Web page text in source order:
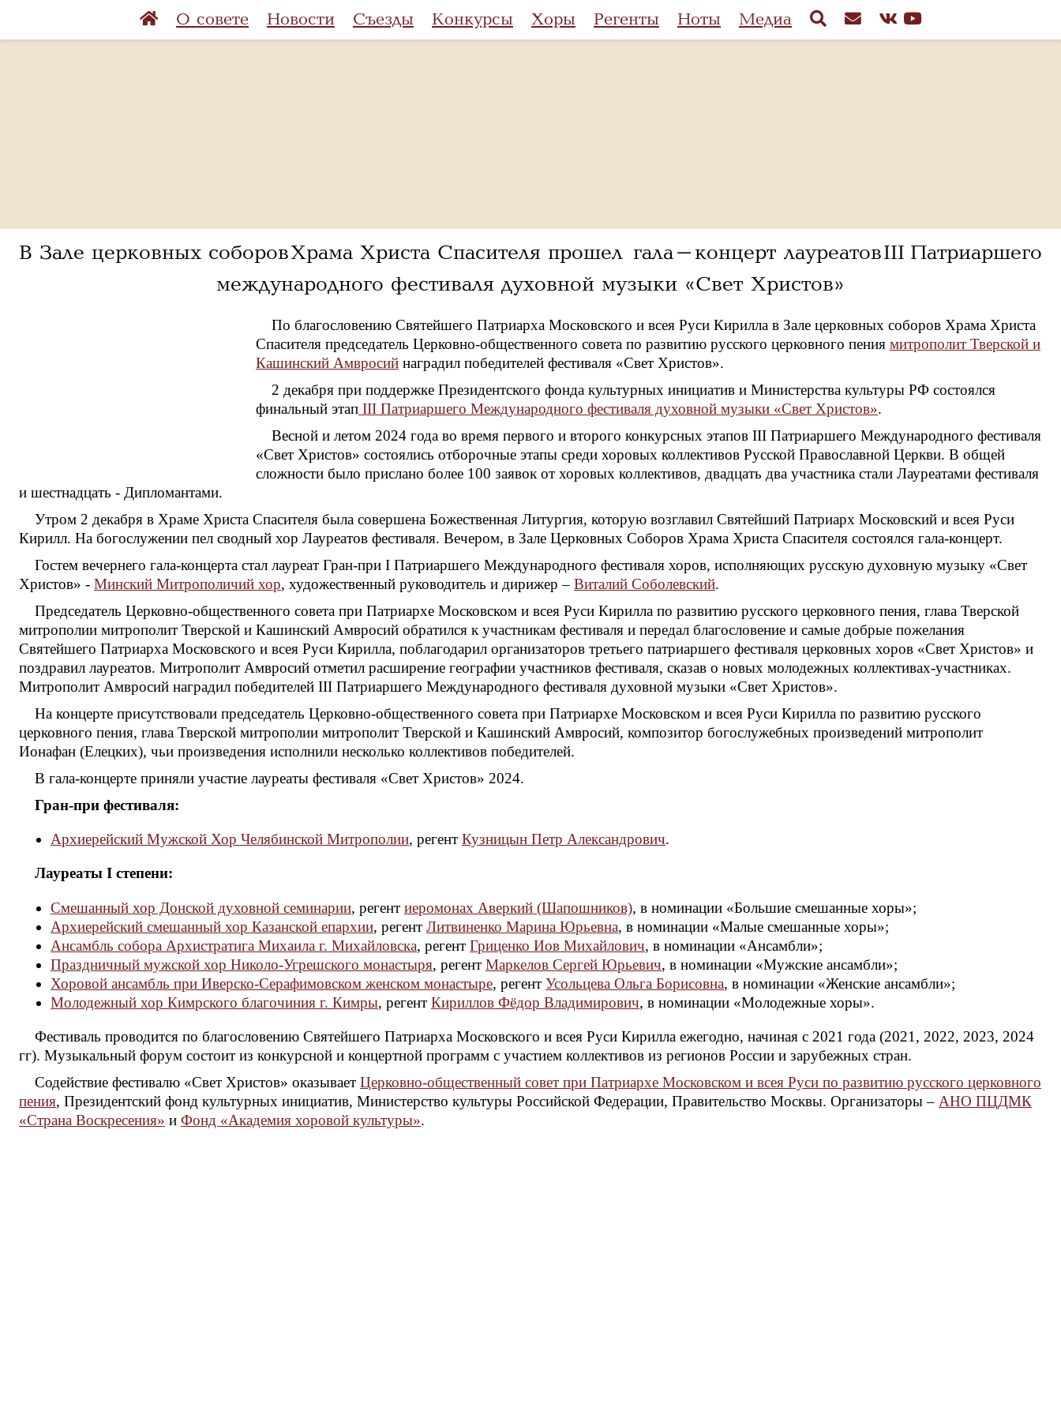
О совете Новости Съезды Конкурсы Хоры Регенты Ноты Медиа
В Зале церковных соборов Храма Христа Спасителя прошел гала-концерт лауреатов III Патриаршего
международного фестиваля духовной музыки «Свет Христов»
По благословению Святейшего Патриарха Московского и всея Руси Кирилла в Зале церковных соборов Храма Христа
Спасителя председатель Церковно-общественного совета по развитию русского церковного пения митрополит Тверской и
Кашинский Амвросий наградил победителей фестиваля «Свет Христов».
2 декабря при поддержке Президентского фонда культурных инициатив и Министерства культуры РФ состоялся
финальный этап III Патриаршего Международного фестиваля духовной музыки «Свет Христов».
Весной и летом 2024 года во время первого и второго конкурсных этапов III Патриаршего Международного фестиваля
«Свет Христов» состоялись отборочные этапы среди хоровых коллективов Русской Православной Церкви. В общей
сложности было прислано более 100 заявок от хоровых коллективов, двадцать два участника стали Лауреатами фестиваля
и шестнадцать - Дипломантами.
Утром 2 декабря в Храме Христа Спасителя была совершена Божественная Литургия, которую возглавил Святейший Патриарх Московский и всея Руси
Кирилл. На богослужении пел сводный хор Лауреатов фестиваля. Вечером, в Зале Церковных Соборов Храма Христа Спасителя состоялся гала-концерт.
Гостем вечернего гала-концерта стал лауреат Гран-при I Патриаршего Международного фестиваля хоров, исполняющих русскую духовную музыку «Свет
Христов» - Минский Митрополичий хор, художественный руководитель и дирижер – Виталий Соболевский.
Председатель Церковно-общественного совета при Патриархе Московском и всея Руси Кирилла по развитию русского церковного пения, глава Тверской
митрополии митрополит Тверской и Кашинский Амвросий обратился к участникам фестиваля и передал благословение и самые добрые пожелания
Святейшего Патриарха Московского и всея Руси Кирилла, поблагодарил организаторов третьего патриаршего фестиваля церковных хоров «Свет Христов» и
поздравил лауреатов. Митрополит Амвросий отметил расширение географии участников фестиваля, сказав о новых молодежных коллективах-участниках.
Митрополит Амвросий наградил победителей III Патриаршего Международного фестиваля духовной музыки «Свет Христов».
На концерте присутствовали председатель Церковно-общественного совета при Патриархе Московском и всея Руси Кирилла по развитию русского
церковного пения, глава Тверской митрополии митрополит Тверской и Кашинский Амвросий, композитор богослужебных произведений митрополит
Ионафан (Елецких), чьи произведения исполнили несколько коллективов победителей.
В гала-концерте приняли участие лауреаты фестиваля «Свет Христов» 2024.
Гран-при фестиваля:
Архиерейский Мужской Хор Челябинской Митрополии, регент Кузницын Петр Александрович.
Лауреаты I степени:
Смешанный хор Донской духовной семинарии, регент иеромонах Аверкий (Шапошников), в номинации «Большие смешанные хоры»;
Архиерейский смешанный хор Казанской епархии, регент Литвиненко Марина Юрьевна, в номинации «Малые смешанные хоры»;
Ансамбль собора Архистратига Михаила г. Михайловска, регент Гриценко Иов Михайлович, в номинации «Ансамбли»;
Праздничный мужской хор Николо-Угрешского монастыря, регент Маркелов Сергей Юрьевич, в номинации «Мужские ансамбли»;
Хоровой ансамбль при Иверско-Серафимовском женском монастыре, регент Усольцева Ольга Борисовна, в номинации «Женские ансамбли»;
Молодежный хор Кимрского благочиния г. Кимры, регент Кириллов Фёдор Владимирович, в номинации «Молодежные хоры».
Фестиваль проводится по благословению Святейшего Патриарха Московского и всея Руси Кирилла ежегодно, начиная с 2021 года (2021, 2022, 2023, 2024
гг). Музыкальный форум состоит из конкурсной и концертной программ с участием коллективов из регионов России и зарубежных стран.
Содействие фестивалю «Свет Христов» оказывает Церковно-общественный совет при Патриархе Московском и всея Руси по развитию русского церковного
пения, Президентский фонд культурных инициатив, Министерство культуры Российской Федерации, Правительство Москвы. Организаторы – АНО ПЦДМК
«Страна Воскресения» и Фонд «Академия хоровой культуры».